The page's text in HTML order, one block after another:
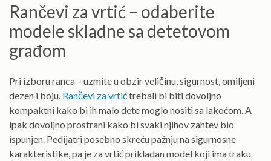
Rančevi za vrtić – odaberite
modele skladne sa detetovom
građom
Pri izboru ranca – uzmite u obzir veličinu, sigurnost, omiljeni
dezen i boju. Rančevi za vrtićtrebali bi biti dovoljno
kompaktni kako bi ih malo dete moglo nositi sa lakoćom. A
ipak dovoljno prostrani kako bi svaki njihov zahtev bio
ispunjen. Pedijatri posebno skreću pažnju na sigurnosne
karakteristike, pa je za vrtić prikladan model koji ima traku